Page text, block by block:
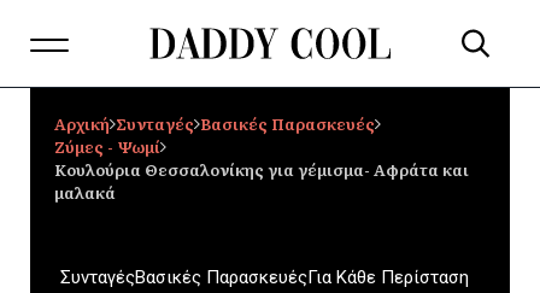
Αρχική Συνταγές Βασικές Παρασκευές
Ζύμες - Ψωμί
Κουλούρια Θεσσαλονίκης για γέμισμα- Αφράτα και
μαλακά
ΣυνταγέςΒασικές ΠαρασκευέςΓια Κάθε Περίσταση